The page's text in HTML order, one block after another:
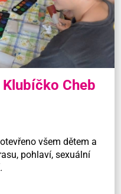
Cheb
všem dětem a
pohlaví, sexuální